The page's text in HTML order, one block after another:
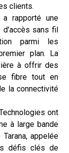
clients.
a rapporté une
d'accès sans fil
parmi les
plan. La
à offrir des
fibre tout en
la connectivité
ont
à large bande
appelée
défis clés de